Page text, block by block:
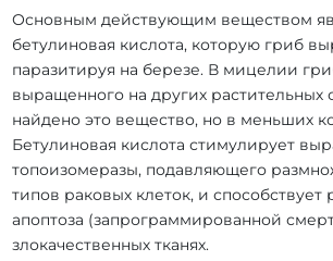
Основным действующим веществом
бетулиновая кислота, которую гриб
паразитируя на березе. В мицелии
выращенного на других растительных
найдено это вещество, но в меньших
Бетулиновая кислота стимулирует
топоизомеразы, подавляющего
типов раковых клеток, и способствует
апоптоза (запрограммированной
злокачественных тканях.